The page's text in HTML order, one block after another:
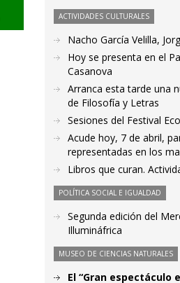
ACTIVIDADES CULTURALES
Nacho García Velilla,
Hoy se presenta en el
Casanova
Arranca esta tarde una
de Filosofía y Letras
Sesiones del Festival
Acude hoy, 7 de abril,
representadas en los
Libros que curan.
POLÍTICA SOCIAL E IGUALDAD
Segunda edición del
Illumináfrica
MUSEO DE CIENCIAS NATURALES
El “Gran